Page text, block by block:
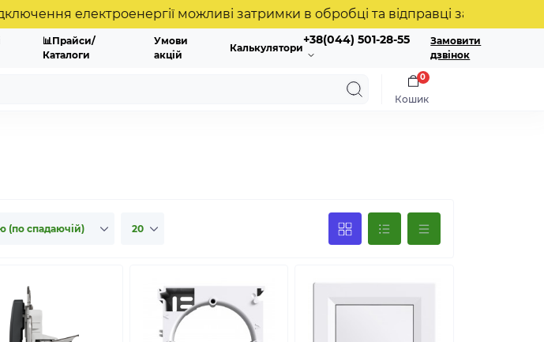
електроенергії можливі затримки в обробці та відправці замовлень.
📊Прайси/
Каталоги
Умови
акцій
Калькулятори
+38(044) 501-28-55
Замовити
дзвінок
Кошик
0